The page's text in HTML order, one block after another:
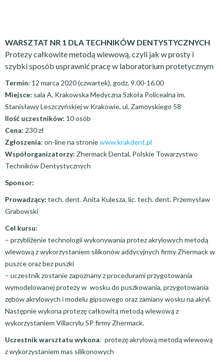
WARSZTAT NR 1 DLA TECHNIKÓW DENTYSTYCZNYCH
Protezy całkowite metodą wlewową, czyli jak w prosty i
szybki sposób usprawnić pracę w laboratorium protetycznym
Termin: 12 marca 2020 (czwartek), godz. 9.00-16.00
Miejsce: sala A, Krakowska Medyczna Szkoła Policealna im.
Stanisławy Leszczyńskiej w Krakowie, ul. Zamoyskiego 58
Ilość uczestników: 10 osób
Cena: 230 zł
Zgłoszenia: on-line na stroniewww.krakdent.pl
Współorganizatorzy: Zhermack Dental, Polskie Towarzystwo
Techników Dentystycznych
Sponsor:
Prowadzący: tech. dent. Anita Kulesza, lic. tech. dent. Przemysław
Grabowski
Cel kursu:
– przybliżenie technologii wykonywania protez akrylowych metodą
wlewową z wykorzystaniem silikonów addycyjnych firmy Zhermack w
puszce oraz bez puszki
– uczestnik zostanie zapoznany z procedurami przygotowania
wymodelowanej protezy w wosku do puszkowania, przygotowania
zębów akrylowych i modelu gipsowego oraz zamiany wosku na akryl.
Następnie wykona protezę całkowitą metodą wlewową z
wykorzystaniem Villacrylu SP firmy Zhermack.
Uczestnik warsztatu wykona: protezę akrylową metodą wlewową
z wykorzystaniem mas silikonowych